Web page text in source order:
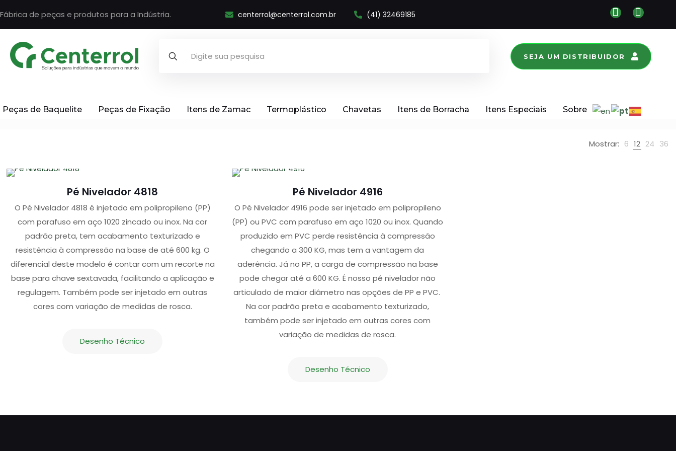
Fábrica de peças e produtos para a Indústria. centerrol@centerrol.com.br (41) 32469185
SEJA UM DISTRIBUIDOR
Peças de Baquelite Peças de Fixação Itens de Zamac Termoplástico Chavetas Itens de Borracha Itens Especiais Sobre
Mostrar: 6 12 24 36
Pé Nivelador 4818
O Pé Nivelador 4818 é injetado em polipropileno (PP)
com parafuso em aço 1020 zincado ou inox. Na cor
padrão preta, tem acabamento texturizado e
resistência à compressão na base de até 600 kg. O
diferencial deste modelo é contar com um recorte na
base para chave sextavada, facilitando a aplicação e
regulagem. Também pode ser injetado em outras
cores com variação de medidas de rosca.
Desenho Técnico
Pé Nivelador 4916
O Pé Nivelador 4916 pode ser injetado em polipropileno
(PP) ou PVC com parafuso em aço 1020 ou inox. Quando
produzido em PVC perde resistência à compressão
chegando a 300 KG, mas tem a vantagem da
aderência. Já no PP, a carga de compressão na base
pode chegar até a 600 KG. É nosso pé nivelador não
articulado de maior diâmetro nas opções de PP e PVC.
Na cor padrão preta e acabamento texturizado,
também pode ser injetado em outras cores com
variação de medidas de rosca.
Desenho Técnico